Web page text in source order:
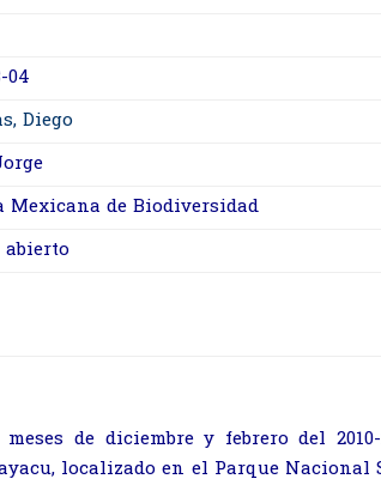
04
Diego
Mexicana de Biodiversidad
abierto
de diciembre y febrero del
localizado en el Parque Nacional